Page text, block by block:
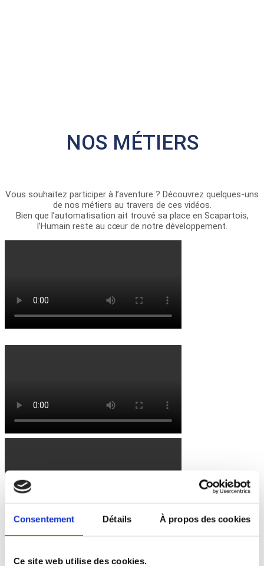
Consentement Détails À propos des cookies
Ce site web utilise des cookies.
NOS MÉTIERS
Vous souhaitez participer à l’aventure ? Découvrez quelques-uns
de nos métiers au travers de ces vidéos.
Bien que l’automatisation ait trouvé sa place en Scapartois,
l’Humain reste au cœur de notre développement.